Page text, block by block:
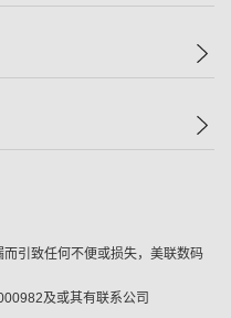
引致任何不便或损失，美联数码
及或其有联系公司